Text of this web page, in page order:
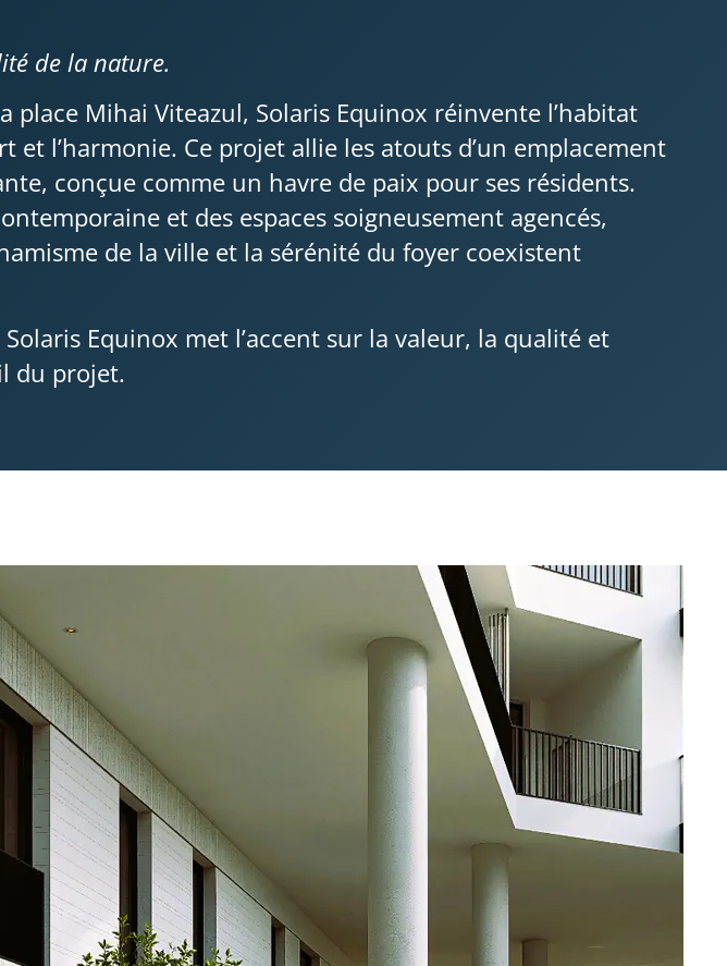
de la nature.
Mihai Viteazul, Solaris Equinox réinvente l’habitat
l’harmonie. Ce projet allie les atouts d’un emplacement
conçue comme un havre de paix pour ses résidents.
et des espaces soigneusement agencés,
de la ville et la sérénité du foyer coexistent
Equinox met l’accent sur la valeur, la qualité et
du projet.